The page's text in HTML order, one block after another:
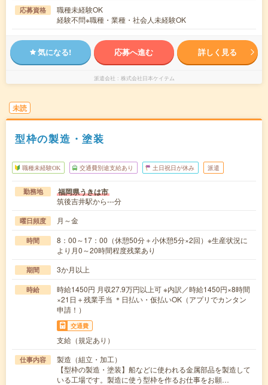
応募資格
職種未経験OK
経験不問※職種・業種・社会人未経験OK
気になる! 応募へ進む 詳しく見る
派遣会社 株式会社日本ケイテム
未読
型枠の製造・塗装
職種未経験OK 交通費別途支給あり 土日祝日が休み 派遣
勤務地 福岡県うきは市
筑後吉井駅から---分
曜日頻度 月～金
時間
8：00～17：00（休憩50分＋小休憩5分×2回）※生産状況に
より月0～20時間程度残業あり
期間 3か月以上
時給
時給1450円 月収27.9万円以上可 ※内訳／時給1450円×8時間
×21日＋残業手当 ＊日払い・仮払いOK（アプリでカンタン
申請！）
交通費
支給（規定あり）
仕事内容
製造（組立・加工）
【型枠の製造・塗装】船などに使われる金属部品を製造して
いる工場です。製造に使う型枠を作るお仕事をお願…